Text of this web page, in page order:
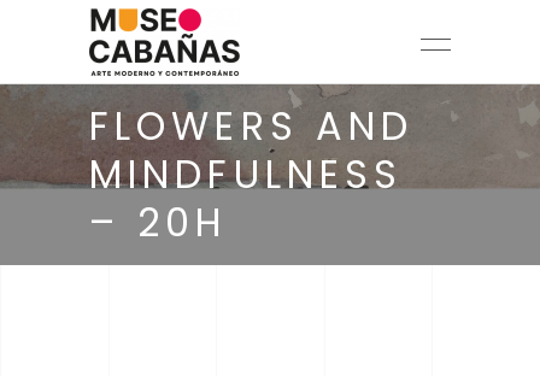
FLOWERS AND
MINDFULNESS
– 20H